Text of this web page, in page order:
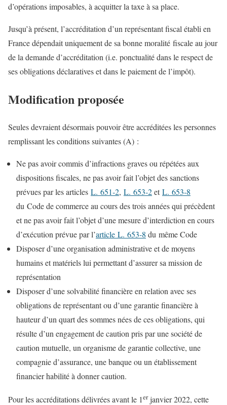
d’opérations imposables, à acquitter la taxe à sa place.
Jusqu’à présent, l’accréditation d’un représentant fiscal établi en
France dépendait uniquement de sa bonne moralité fiscale au jour
de la demande d’accréditation (i.e. ponctualité dans le respect de
ses obligations déclaratives et dans le paiement de l’impôt).
Modification proposée
Seules devraient désormais pouvoir être accréditées les personnes
remplissant les conditions suivantes (A) :
Ne pas avoir commis d’infractions graves ou répétées aux
dispositions fiscales, ne pas avoir fait l’objet des sanctions
prévues par les articles L. 651‑2, L. 653‑2etL. 653‑8
du Code de commerce au cours des trois années qui précèdent
et ne pas avoir fait l’objet d’une mesure d’interdiction en cours
d’exécution prévue par l’article L. 653‑8 du même Code
Disposer d’une organisation administrative et de moyens
humains et matériels lui permettant d’assurer sa mission de
représentation
Disposer d’une solvabilité financière en relation avec ses
obligations de représentant ou d’une garantie financière à
hauteur d’un quart des sommes nées de ces obligations, qui
résulte d’un engagement de caution pris par une société de
caution mutuelle, un organisme de garantie collective, une
compagnie d’assurance, une banque ou un établissement
financier habilité à donner caution.
Pour les accréditations délivrées avant le 1erjanvier 2022, cette